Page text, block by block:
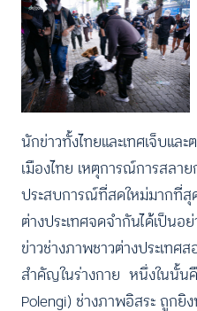
นักข่าวทั้งไทยและเทศเจ็บแล
เมืองไทย เหตุการณ์การสลา
ประสบการณ์ที่สดใหม่มากที่สุ
ต่างประเทศจดจำกันได้เป็นอ
ข่าวช่างภาพชาวต่างประเทศ
สำคัญในร่างกาย หนึ่งในนั้น
Polengi) ช่างภาพอิสระ ถูกยิ